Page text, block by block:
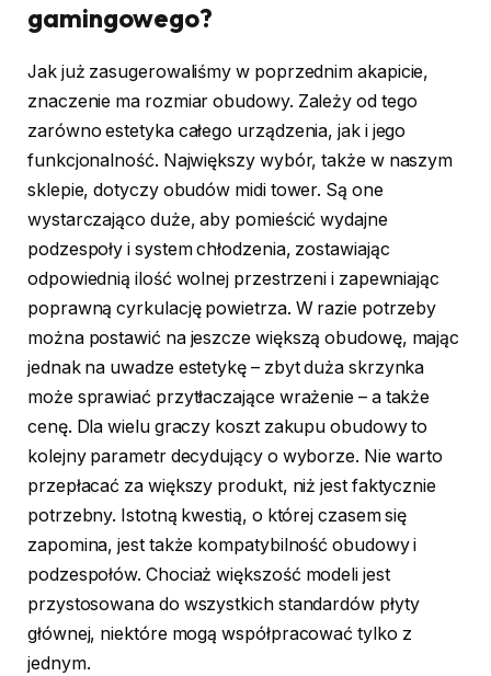
gamingowego?
Jak już zasugerowaliśmy w poprzednim akapicie,
znaczenie ma rozmiar obudowy. Zależy od tego
zarówno estetyka całego urządzenia, jak i jego
funkcjonalność. Największy wybór, także w naszym
sklepie, dotyczy obudów midi tower. Są one
wystarczająco duże, aby pomieścić wydajne
podzespoły i system chłodzenia, zostawiając
odpowiednią ilość wolnej przestrzeni i zapewniając
poprawną cyrkulację powietrza. W razie potrzeby
można postawić na jeszcze większą obudowę, mając
jednak na uwadze estetykę – zbyt duża skrzynka
może sprawiać przytłaczające wrażenie – a także
cenę. Dla wielu graczy koszt zakupu obudowy to
kolejny parametr decydujący o wyborze. Nie warto
przepłacać za większy produkt, niż jest faktycznie
potrzebny. Istotną kwestią, o której czasem się
zapomina, jest także kompatybilność obudowy i
podzespołów. Chociaż większość modeli jest
przystosowana do wszystkich standardów płyty
głównej, niektóre mogą współpracować tylko z
jednym.